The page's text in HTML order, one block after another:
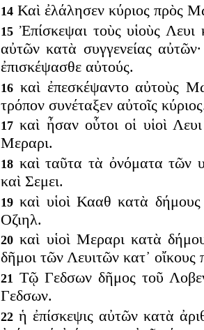
14 Καὶ ἐλάλησεν κύριος πρὸς
15 Ἐπίσκεψαι τοὺς υἱοὺς
αὐτῶν κατὰ συγγενείας
ἐπισκέψασθε αὐτούς.
16 καὶ ἐπεσκέψαντο αὐτοὺς
τρόπον συνέταξεν αὐτοῖς
17 καὶ ἦσαν οὗτοι οἱ υἱοὶ
Μεραρι.
18 καὶ ταῦτα τὰ ὀνόματα τῶν
καὶ Σεμει.
19 καὶ υἱοὶ Κααθ κατὰ
Οζιηλ.
20 καὶ υἱοὶ Μεραρι κατὰ
δῆμοι τῶν Λευιτῶν κατ᾽
21 Τῷ Γεδσων δῆμος τοῦ
Γεδσων.
22 ἡ ἐπίσκεψις αὐτῶν κατὰ